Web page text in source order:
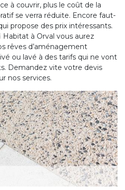
à couvrir, plus le coût de la
se verra réduite. Encore faut-
propose des prix intéressants.
à Orval vous aurez
rêves d’aménagement
ou lavé à des tarifs qui ne vont
Demandez vite votre devis
nos services.